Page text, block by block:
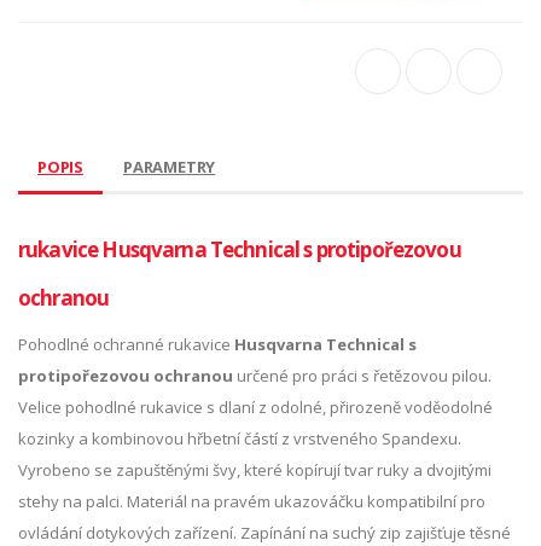
POPIS PARAMETRY
rukavice Husqvarna Technical s protipořezovou
ochranou
Pohodlné ochranné rukavice Husqvarna Technical s
protipořezovou ochranou určené pro práci s řetězovou pilou.
Velice pohodlné rukavice s dlaní z odolné, přirozeně voděodolné
kozinky a kombinovou hřbetní částí z vrstveného Spandexu.
Vyrobeno se zapuštěnými švy, které kopírují tvar ruky a dvojitými
stehy na palci. Materiál na pravém ukazováčku kompatibilní pro
ovládání dotykových zařízení. Zapínání na suchý zip zajišťuje těsné